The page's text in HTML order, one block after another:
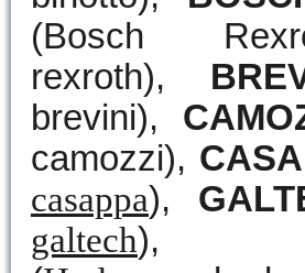
(Bosch
rexroth),
brevini),
camozzi),
casappa),
galtech),